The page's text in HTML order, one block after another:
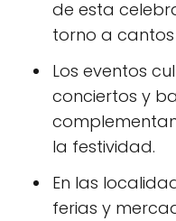
de esta
torno a
Los eventos
conciertos y
la festividad.
En las
ferias y